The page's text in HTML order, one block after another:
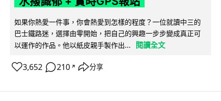
如果你熱愛一件事，你會熱愛到怎樣的程度？一位就讀中三的
巴士鐵路迷，選擇由零開始，把自己的興趣一步步變成真正可
以運作的作品。他以紙皮親手製作出...
閱讀全文
3,652 210 ↗ 分享